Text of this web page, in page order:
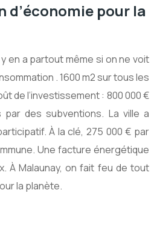
d’économie pour la
en a partout même si on ne voit
. 1600 m2 sur tous les
de l’investissement : 800 000 €
des subventions. La ville a
À la clé, 275 000 € par
Une facture énergétique
À Malaunay, on fait feu de tout
la planète.